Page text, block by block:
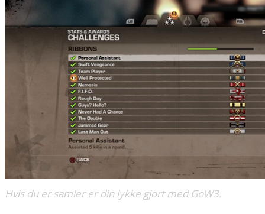
Hvis du er samler er din lykke gjort med GoW3.